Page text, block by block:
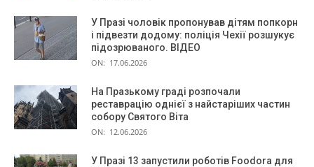
У Празі чоловік пропонував дітям попкорн
і підвезти додому: поліція Чехії розшукує
підозрюваного. ВІДЕО
ON: 17.06.2026
На Празькому граді розпочали
реставрацію однієї з найстаріших частин
собору Святого Віта
ON: 12.06.2026
У Празі 13 запустили роботів Foodora для